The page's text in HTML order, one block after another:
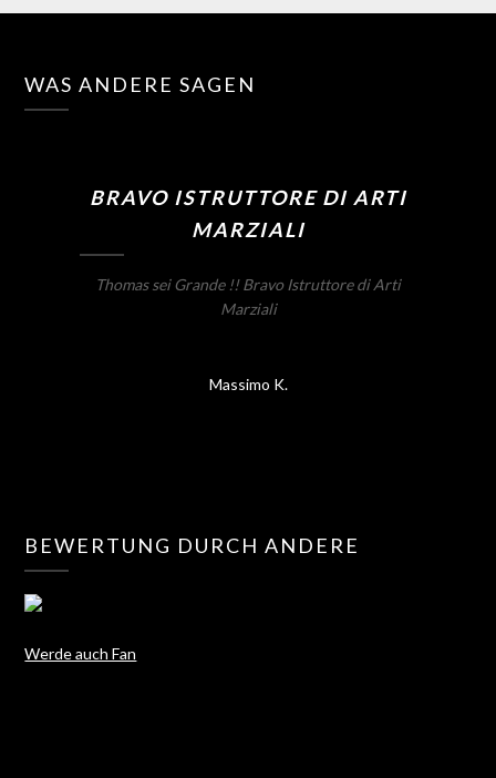
WAS ANDERE SAGEN
BRAVO ISTRUTTORE DI ARTI
MARZIALI
Thomas sei Grande !! Bravo Istruttore di Arti
Marziali
Massimo K.
BEWERTUNG DURCH ANDERE
Werde auch Fan